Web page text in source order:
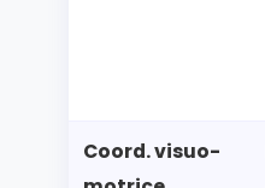
Coord. visuo-